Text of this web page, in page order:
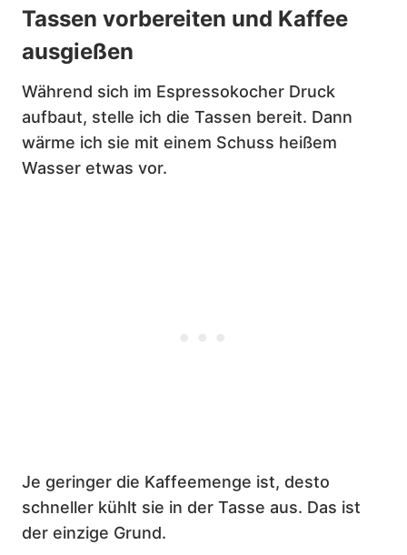
Tassen vorbereiten und Kaffee
ausgießen
Während sich im Espressokocher Druck
aufbaut, stelle ich die Tassen bereit. Dann
wärme ich sie mit einem Schuss heißem
Wasser etwas vor.
Je geringer die Kaffeemenge ist, desto
schneller kühlt sie in der Tasse aus. Das ist
der einzige Grund.